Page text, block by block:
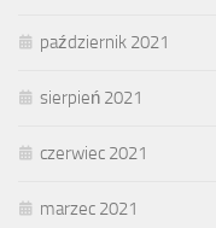
październik 2021
sierpień 2021
czerwiec 2021
marzec 2021